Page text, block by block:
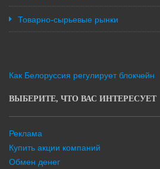
Товарно-сырьевые рынки
Как Белоруссия регулирует блокчейн
ВЫБЕРИТЕ, ЧТО ВАС ИНТЕРЕСУЕТ
Реклама
Купить акции компаний
Обмен денег